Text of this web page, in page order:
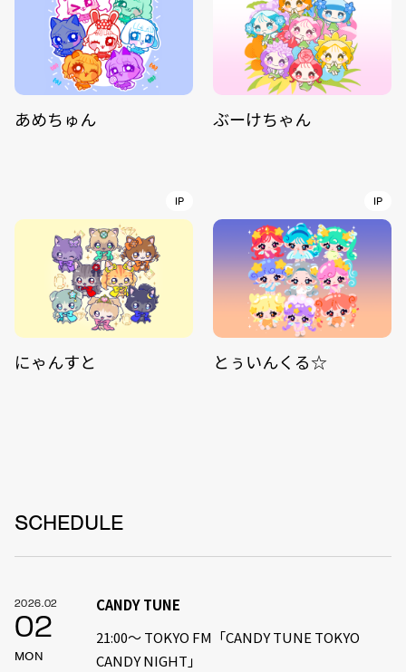
あめちゅん ぶーけちゃん
IP
にゃんすと
IP
とぅいんくる☆
SCHEDULE
2026.02
02
MON
CANDY TUNE
21:00〜 TOKYO FM「CANDY TUNE TOKYO
CANDY NIGHT」